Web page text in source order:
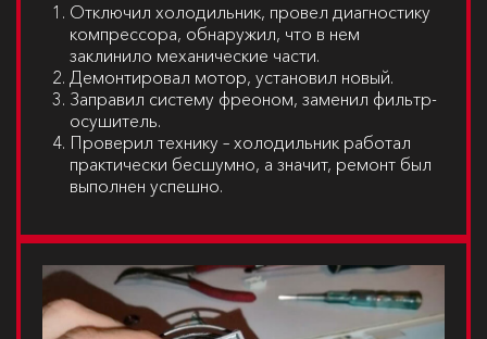
Отключил холодильник, провел диагностику
компрессора, обнаружил, что в нем
заклинило механические части.
Демонтировал мотор, установил новый.
Заправил систему фреоном, заменил фильтр-
осушитель.
Проверил технику – холодильник работал
практически бесшумно, а значит, ремонт был
выполнен успешно.